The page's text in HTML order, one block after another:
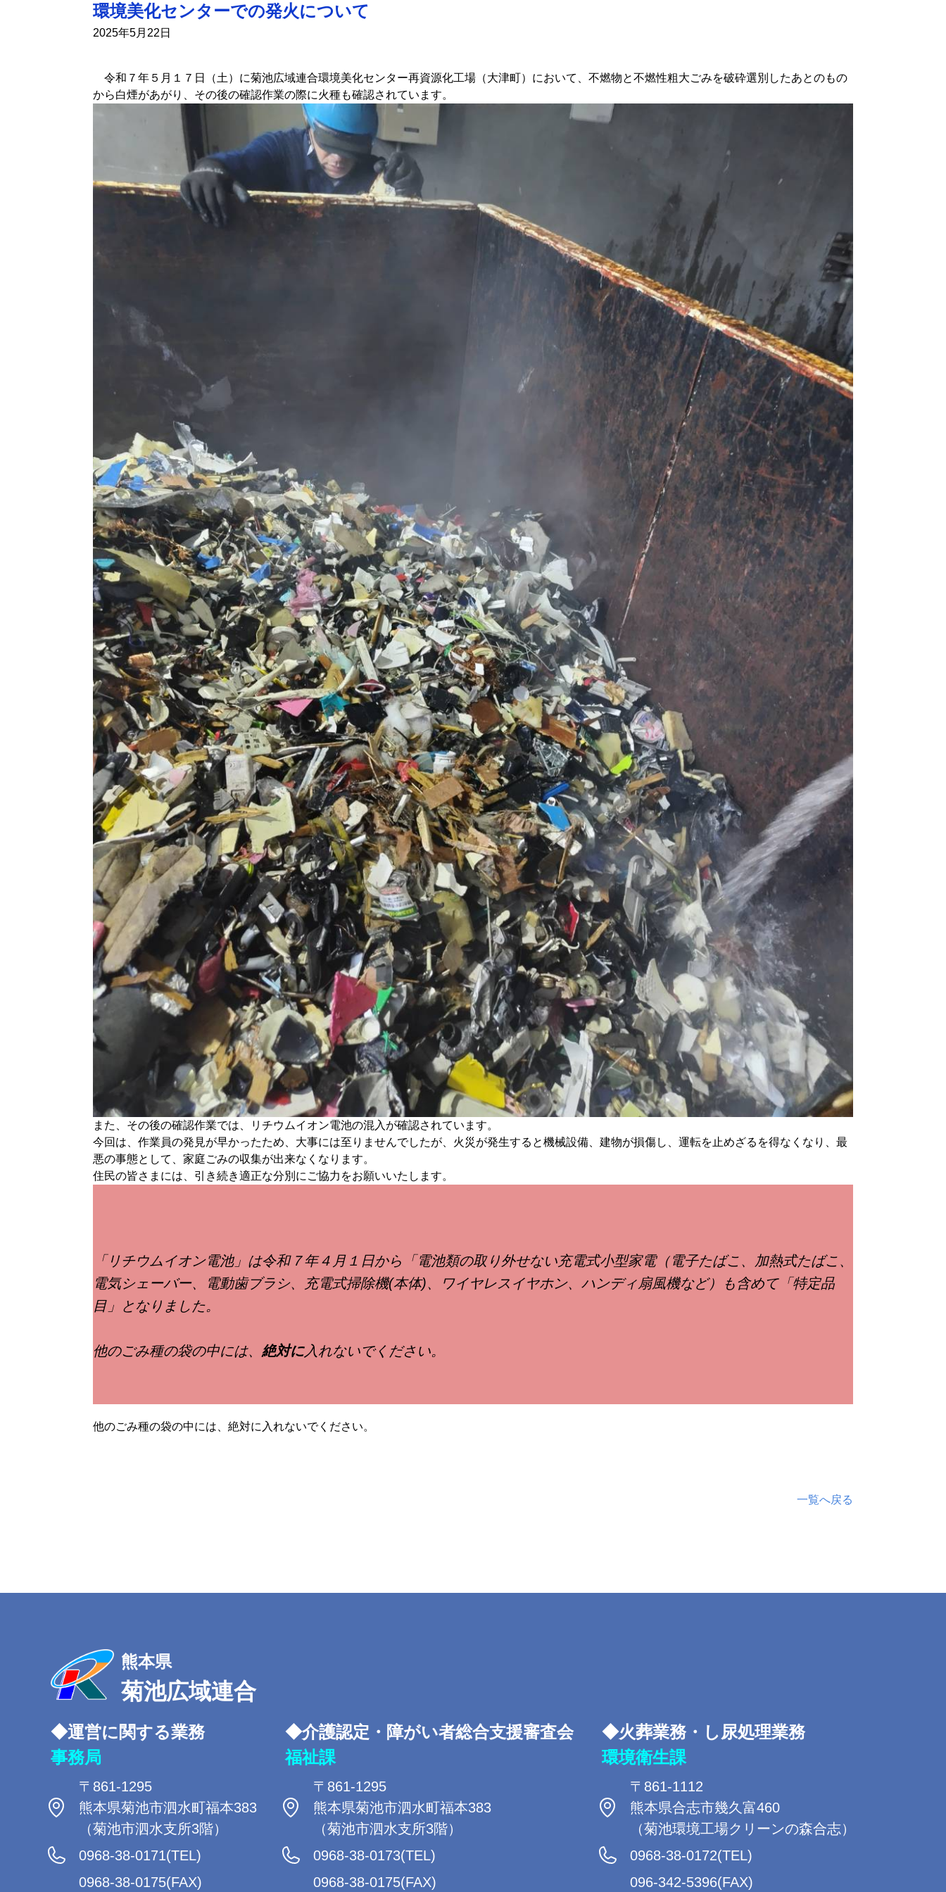
環境美化センターでの発火について
2025年5月22日
令和７年５月１７日（土）に菊池広域連合環境美化センター再資源化工場（大津町）において、不燃物と不燃性粗大ごみを破砕選別したあとのもの
から白煙があがり、その後の確認作業の際に火種も確認されています。
また、その後の確認作業では、リチウムイオン電池の混入が確認されています。
今回は、作業員の発見が早かったため、大事には至りませんでしたが、火災が発生すると機械設備、建物が損傷し、運転を止めざるを得なくなり、最
悪の事態として、家庭ごみの収集が出来なくなります。
住民の皆さまには、引き続き適正な分別にご協力をお願いいたします。
「リチウムイオン電池」は令和７年４月１日から「電池類の取り外せない充電式小型家電（電子たばこ、加熱式たばこ、
電気シェーバー、電動歯ブラシ、充電式掃除機(本体)、ワイヤレスイヤホン、ハンディ扇風機など）も含めて「特定品
目」となりました。
他のごみ種の袋の中には、 絶対に入れないでください。
他のごみ種の袋の中には、絶対に入れないでください。
一覧へ戻る
熊本県
菊池広域連合
◆運営に関する業務
事務局
〒861-1295
熊本県菊池市泗水町福本383
（菊池市泗水支所3階）
0968-38-0171(TEL)
0968-38-0175(FAX)
◆介護認定・障がい者総合支援審査会
福祉課
〒861-1295
熊本県菊池市泗水町福本383
（菊池市泗水支所3階）
0968-38-0173(TEL)
0968-38-0175(FAX)
◆火葬業務・し尿処理業務
環境衛生課
〒861-1112
熊本県合志市幾久富460
（菊池環境工場クリーンの森合志）
0968-38-0172(TEL)
096-342-5396(FAX)